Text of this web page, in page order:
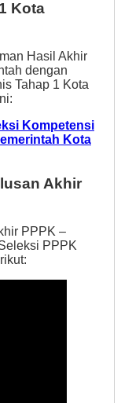
Kota
Hasil Akhir
dengan
Tahap 1 Kota
Kompetensi
Kota
Akhir
PPPK –
PPPK